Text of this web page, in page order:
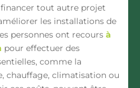
tout autre projet
les installations de
personnes ont recours à
pour effectuer des
comme la
chauffage, climatisation ou